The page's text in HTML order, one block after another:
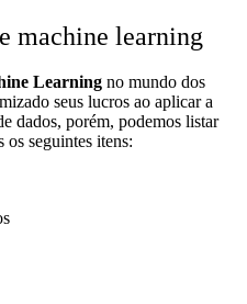
machine learning
Learning no mundo dos
seus lucros ao aplicar a
dados, porém, podemos listar
os seguintes itens: